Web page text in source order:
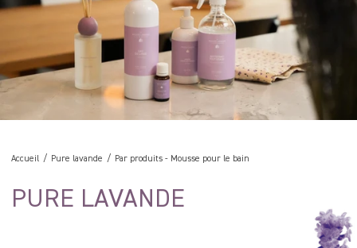
Accueil Pure lavande Par produits - Mousse pour le bain
PURE LAVANDE